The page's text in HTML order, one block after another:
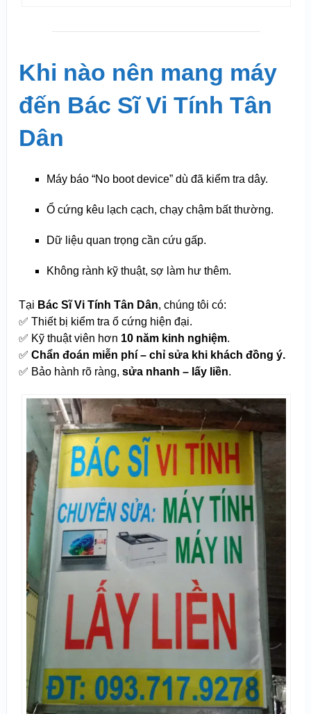
Khi nào nên mang máy
đến Bác Sĩ Vi Tính Tân
Dân
Máy báo “No boot device” dù đã kiểm tra dây.
Ổ cứng kêu lạch cạch, chạy chậm bất thường.
Dữ liệu quan trọng cần cứu gấp.
Không rành kỹ thuật, sợ làm hư thêm.
Tại Bác Sĩ Vi Tính Tân Dân, chúng tôi có:
✅ Thiết bị kiểm tra ổ cứng hiện đại.
✅ Kỹ thuật viên hơn 10 năm kinh nghiệm.
✅ Chẩn đoán miễn phí – chỉ sửa khi khách đồng ý.
✅ Bảo hành rõ ràng, sửa nhanh – lấy liền.